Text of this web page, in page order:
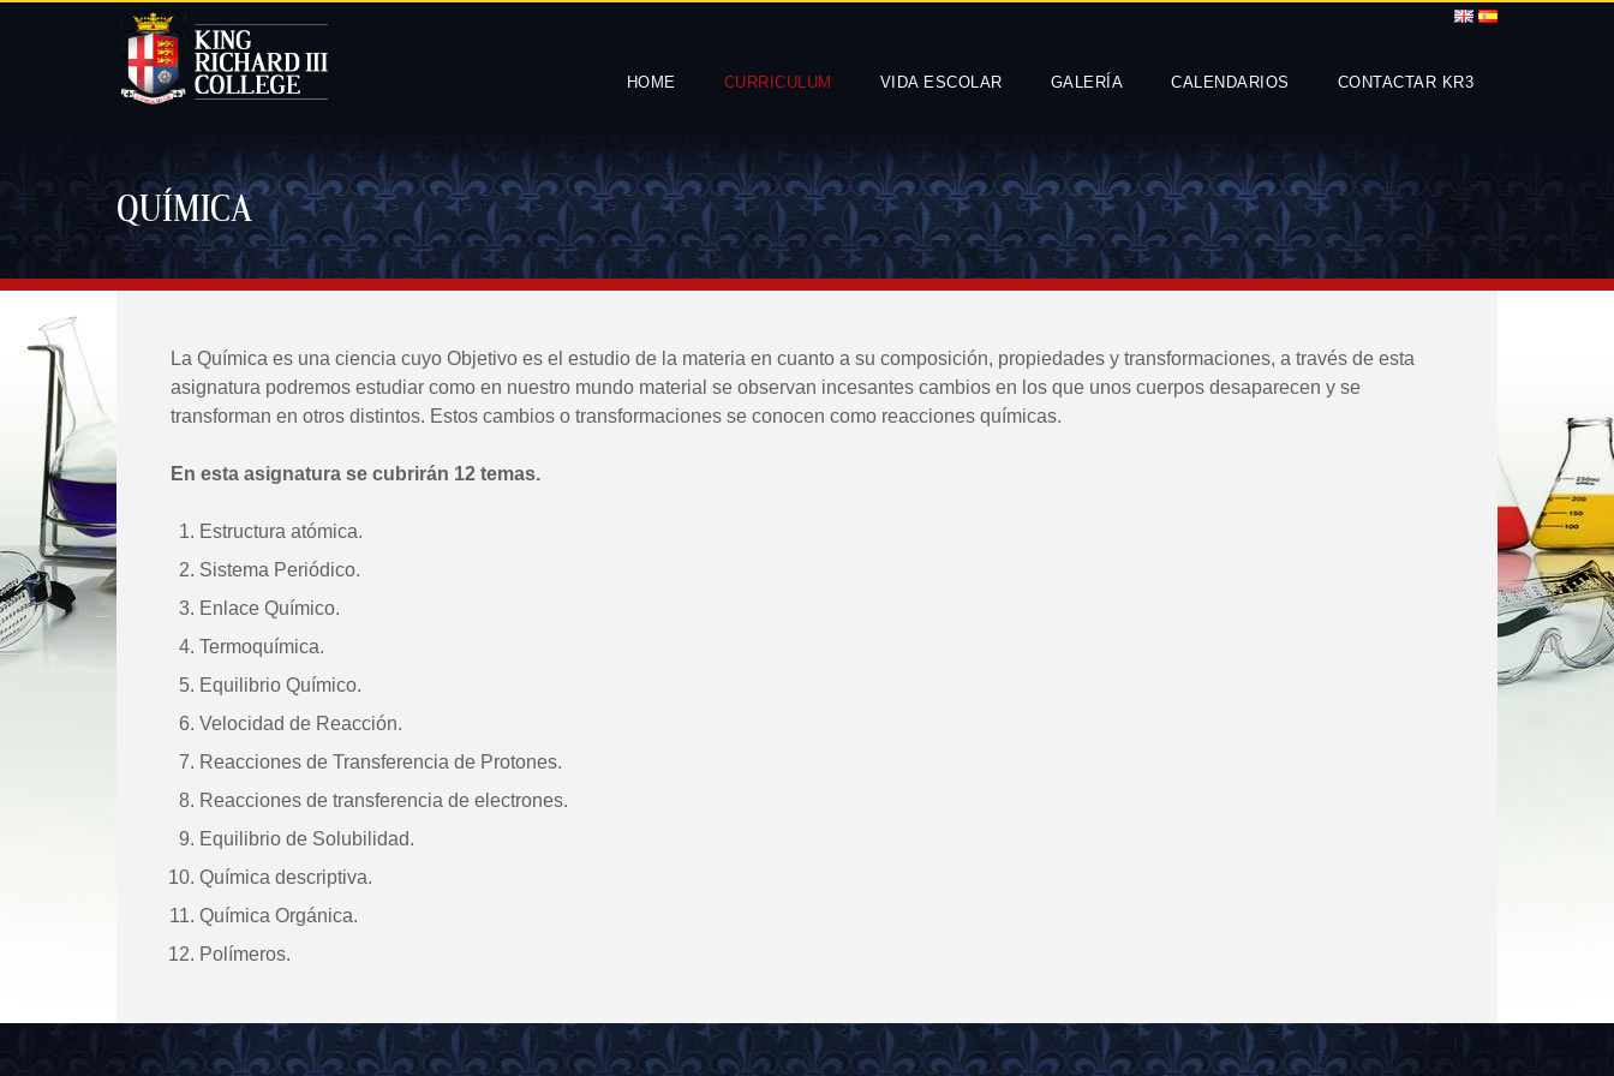
HOME CURRICULUM VIDA ESCOLAR GALERÍA CALENDARIOS CONTACTAR KR3
QUÍMICA
La Química es una ciencia cuyo Objetivo es el estudio de la materia en cuanto a su composición, propiedades y transformaciones, a través de esta
asignatura podremos estudiar como en nuestro mundo material se observan incesantes cambios en los que unos cuerpos desaparecen y se
transforman en otros distintos. Estos cambios o transformaciones se conocen como reacciones químicas.
En esta asignatura se cubrirán 12 temas.
Estructura atómica.
Sistema Periódico.
Enlace Químico.
Termoquímica.
Equilibrio Químico.
Velocidad de Reacción.
Reacciones de Transferencia de Protones.
Reacciones de transferencia de electrones.
Equilibrio de Solubilidad.
Química descriptiva.
Química Orgánica.
Polímeros.